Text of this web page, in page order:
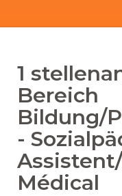
1
Bereich
Bildung/
-
Médical